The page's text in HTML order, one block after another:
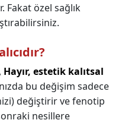
Fakat özel sağlık
Hayır, estetik kalıtsal
bu değişim sadece
değiştirir ve fenotip
nesillere